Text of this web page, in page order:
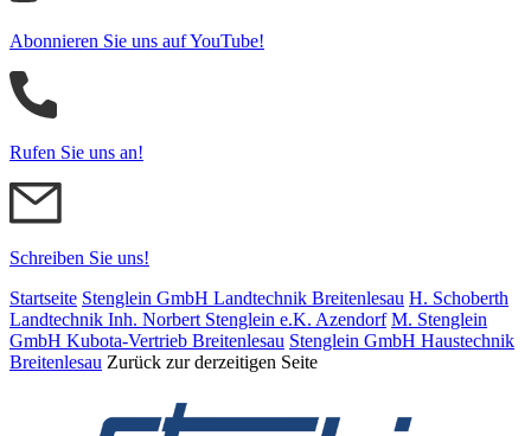
Abonnieren Sie uns auf YouTube!
Rufen Sie uns an!
Schreiben Sie uns!
Startseite Stenglein GmbH Landtechnik Breitenlesau H. Schoberth
Land­tech­nik Inh. Norbert Stenglein e.K. Azendorf M. Stenglein
GmbH Kubota-Vertrieb Breitenlesau Stenglein GmbH Haustechnik
Breitenlesau Zurück zur derzeitigen Seite